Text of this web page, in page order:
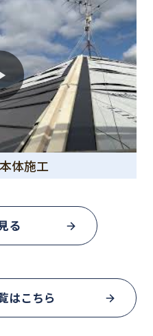
体施工
る
はこちら